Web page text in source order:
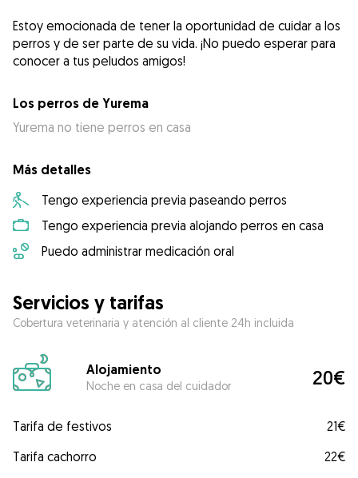
Estoy emocionada de tener la oportunidad de cuidar a los
perros y de ser parte de su vida. ¡No puedo esperar para
conocer a tus peludos amigos!
Los perros de Yurema
Yurema no tiene perros en casa
Más detalles
Tengo experiencia previa paseando perros
Tengo experiencia previa alojando perros en casa
Puedo administrar medicación oral
Servicios y tarifas
Cobertura veterinaria y atención al cliente 24h incluida
Alojamiento
Noche en casa del cuidador 20€
Tarifa de festivos
21€
Tarifa cachorro
22€